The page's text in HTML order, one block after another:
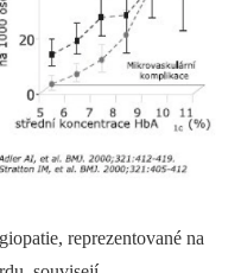
reprezentované na